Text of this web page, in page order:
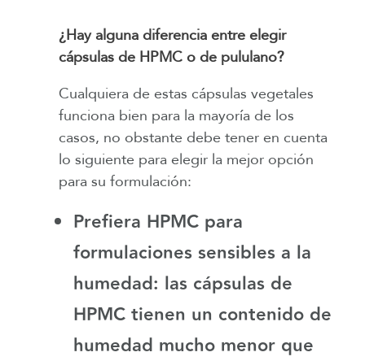
¿Hay alguna diferencia entre elegir
cápsulas de HPMC o de pululano?
Cualquiera de estas cápsulas vegetales
funciona bien para la mayoría de los
casos, no obstante debe tener en cuenta
lo siguiente para elegir la mejor opción
para su formulación:
Prefiera HPMC para
formulaciones sensibles a la
humedad: las cápsulas de
HPMC tienen un contenido de
humedad mucho menor que